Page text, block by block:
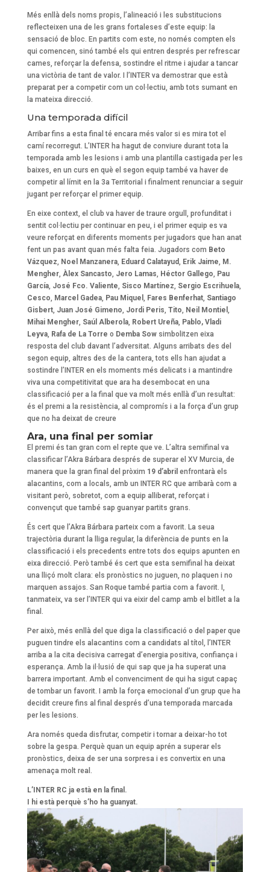
Més enllà dels noms propis, l’alineació i les substitucions
reflecteixen una de les grans fortaleses d’este equip: la
sensació de bloc. En partits com este, no només compten els
qui comencen, sinó també els qui entren després per refrescar
cames, reforçar la defensa, sostindre el ritme i ajudar a tancar
una victòria de tant de valor. I l’INTER va demostrar que està
preparat per a competir com un col·lectiu, amb tots sumant en
la mateixa direcció.
Una temporada difícil
Arribar fins a esta final té encara més valor si es mira tot el
camí recorregut. L’INTER ha hagut de conviure durant tota la
temporada amb les lesions i amb una plantilla castigada per les
baixes, en un curs en què el segon equip també va haver de
competir al límit en la 3a Territorial i finalment renunciar a seguir
jugant per reforçar el primer equip.
En eixe context, el club va haver de traure orgull, profunditat i
sentit col·lectiu per continuar en peu, i el primer equip es va
veure reforçat en diferents moments per jugadors que han anat
fent un pas avant quan més falta feia. Jugadors com Beto
Vázquez Noel Manzanera, Eduard Calatayud Erik Jaime M.
Mengher, Àlex Sancasto Jero Lamas Héctor Gallego Pau
García, José Fco. Valiente Sisco Martínez Sergio Escrihuela,
Cesco Marcel Gadea, Pau Miquel Fares Benferhat, Santiago
Gisbert, Juan José Gimeno Jordi Peris Tito Neil Montiel
Mihai Mengher, Saúl Alberola, Robert Ureña, Pablo, Vladi
Leyva, Rafa de La Torre o Demba Sow simbolitzen eixa
resposta del club davant l’adversitat. Alguns arribats des del
segon equip, altres des de la cantera, tots ells han ajudat a
sostindre l’INTER en els moments més delicats i a mantindre
viva una competitivitat que ara ha desembocat en una
classificació per a la final que va molt més enllà d’un resultat:
és el premi a la resistència, al compromís i a la força d’un grup
que no ha deixat de creure
Ara, una final per somiar
El premi és tan gran com el repte que ve. L’altra semifinal va
classificar l’Akra Bárbara després de superar el XV Murcia, de
manera que la gran final del pròxim 19 d’abril enfrontarà els
alacantins, com a locals, amb un INTER RC que arribarà com a
visitant però, sobretot, com a equip alliberat, reforçat i
convençut que també sap guanyar partits grans.
És cert que l’Akra Bárbara parteix com a favorit. La seua
trajectòria durant la lliga regular, la diferència de punts en la
classificació i els precedents entre tots dos equips apunten en
eixa direcció. Però també és cert que esta semifinal ha deixat
una lliçó molt clara: els pronòstics no juguen, no plaquen i no
marquen assajos. San Roque també partia com a favorit. I,
tanmateix, va ser l’INTER qui va eixir del camp amb el bitllet a la
final.
Per això, més enllà del que diga la classificació o del paper que
puguen tindre els alacantins com a candidats al títol, l’INTER
arriba a la cita decisiva carregat d’energia positiva, confiança i
esperança. Amb la il·lusió de qui sap que ja ha superat una
barrera important. Amb el convenciment de qui ha sigut capaç
de tombar un favorit. I amb la força emocional d’un grup que ha
decidit creure fins al final després d’una temporada marcada
per les lesions.
Ara només queda disfrutar, competir i tornar a deixar-ho tot
sobre la gespa. Perquè quan un equip aprén a superar els
pronòstics, deixa de ser una sorpresa i es convertix en una
amenaça molt real.
L’INTER RC ja està en la final.
I hi està perquè s’ho ha guanyat.